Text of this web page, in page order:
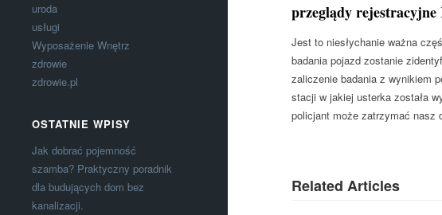
uroda
usługi
Wyposażenie Wnętrz
zdrowie
zdrowie.pl
OSTATNIE WPISY
Jak dobrać pojemność
szamba? Praktyczny poradnik
dla budujących dom bez
kanalizacji.
przeglądy
Jest to niesłychanie ważna
badania pojazd zostanie
zaliczenie badania z wynikiem
stacji w jakiej usterka została
policjant może zatrzymać nasz
Related Articles